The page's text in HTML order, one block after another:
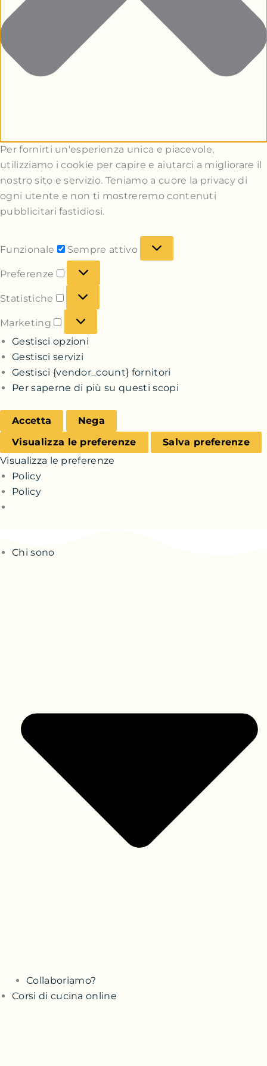
Per fornirti un'esperienza unica e piacevole,
utilizziamo i cookie per capire e aiutarci a migliorare il
nostro sito e servizio. Teniamo a cuore la privacy di
ogni utente e non ti mostreremo contenuti
pubblicitari fastidiosi.
Funzionale Sempre attivo
Preferenze
Statistiche
Marketing
Gestisci opzioni
Gestisci servizi
Gestisci {vendor_count} fornitori
Per saperne di più su questi scopi
Accetta
Nega
Visualizza le preferenze
Salva preferenze
Visualizza le preferenze
Policy
Policy
Chi sono
Collaboriamo?
Corsi di cucina online